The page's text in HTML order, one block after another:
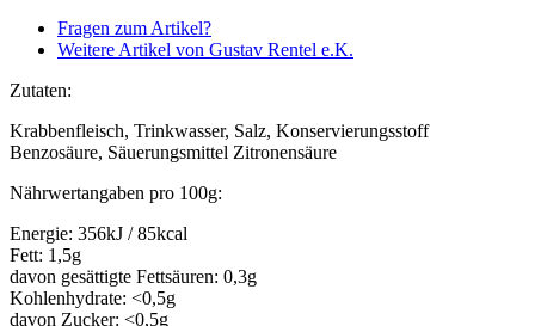
Fragen zum Artikel?
Weitere Artikel von Gustav Rentel e.K.
Zutaten:
Krabbenfleisch, Trinkwasser, Salz, Konservierungsstoff
Benzosäure, Säuerungsmittel Zitronensäure
Nährwertangaben pro 100g:
Energie: 356kJ / 85kcal
Fett: 1,5g
davon gesättigte Fettsäuren: 0,3g
Kohlenhydrate: <0,5g
davon Zucker: <0,5g